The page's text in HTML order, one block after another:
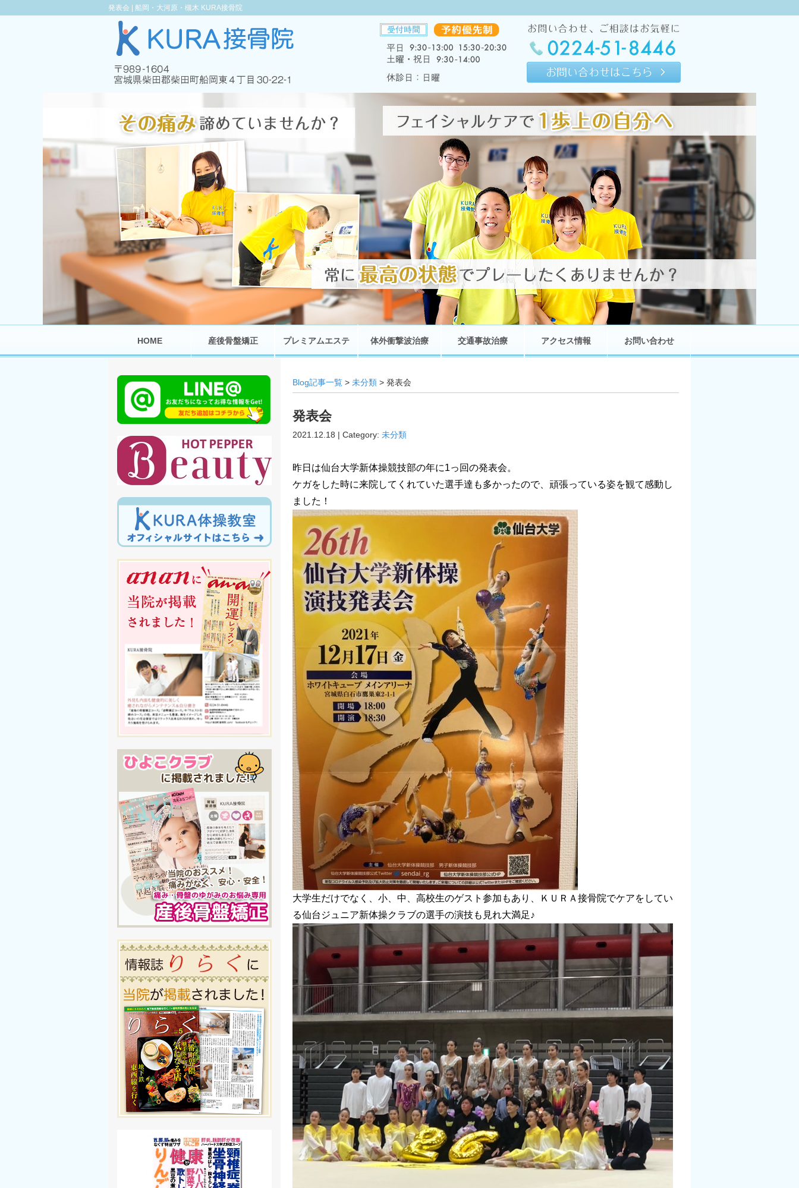
発表会 | 船岡・大河原・槻木 KURA接骨院
HOME 産後骨盤矯正 プレミアムエステ 体外衝撃波治療 交通事故治療 アクセス情報 お問い合わせ
Blog記事一覧 > 未分類 > 発表会
発表会
2021.12.18 | Category: 未分類
昨日は仙台大学新体操競技部の年に1っ回の発表会。
ケガをした時に来院してくれていた選手達も多かったので、頑張っている姿を観て感動し
ました！
大学生だけでなく、小、中、高校生のゲスト参加もあり、ＫＵＲＡ接骨院でケアをしてい
る仙台ジュニア新体操クラブの選手の演技も見れ大満足♪